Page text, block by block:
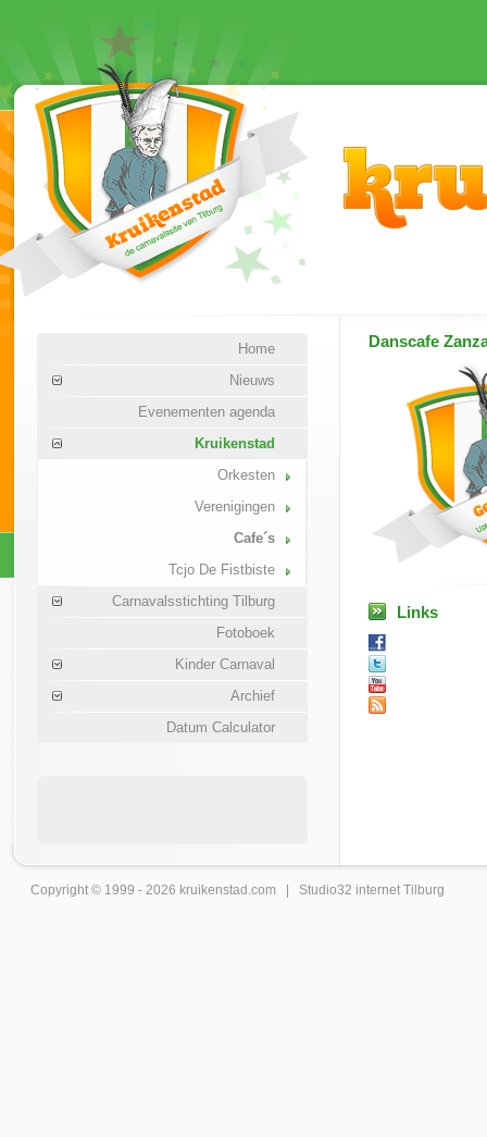
Home
Nieuws
Evenementen agenda
Kruikenstad
Orkesten
Verenigingen
Cafe´s
Tcjo De Fistbiste
Carnavalsstichting Tilburg
Fotoboek
Kinder Carnaval
Archief
Datum Calculator
Danscafe
Links
Copyright © 1999 - 2026 kruikenstad .com | Studio32 internet Tilburg